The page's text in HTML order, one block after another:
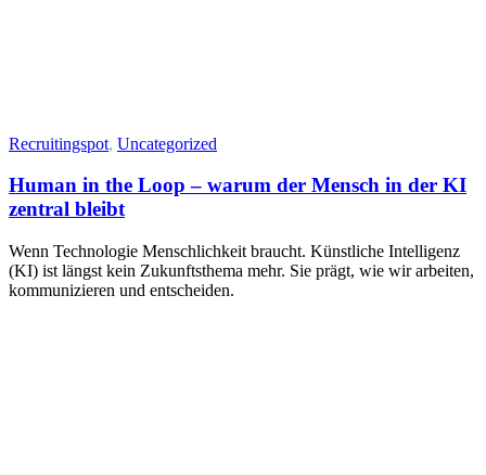
Recruitingspot, Uncategorized
Human in the Loop – warum der Mensch in der KI
zentral bleibt
Wenn Technologie Menschlichkeit braucht. Künstliche Intelligenz
(KI) ist längst kein Zukunftsthema mehr. Sie prägt, wie wir arbeiten,
kommunizieren und entscheiden.